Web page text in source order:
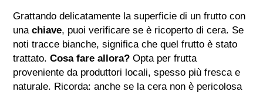
Grattando delicatamente la superficie di un frutto con
unachiave, puoi verificare se è ricoperto di cera. Se
noti tracce bianche, significa che quel frutto è stato
trattato.Cosa fare allora? Opta per frutta
proveniente da produttori locali, spesso più fresca e
naturale. Ricorda: anche se la cera non è pericolosa